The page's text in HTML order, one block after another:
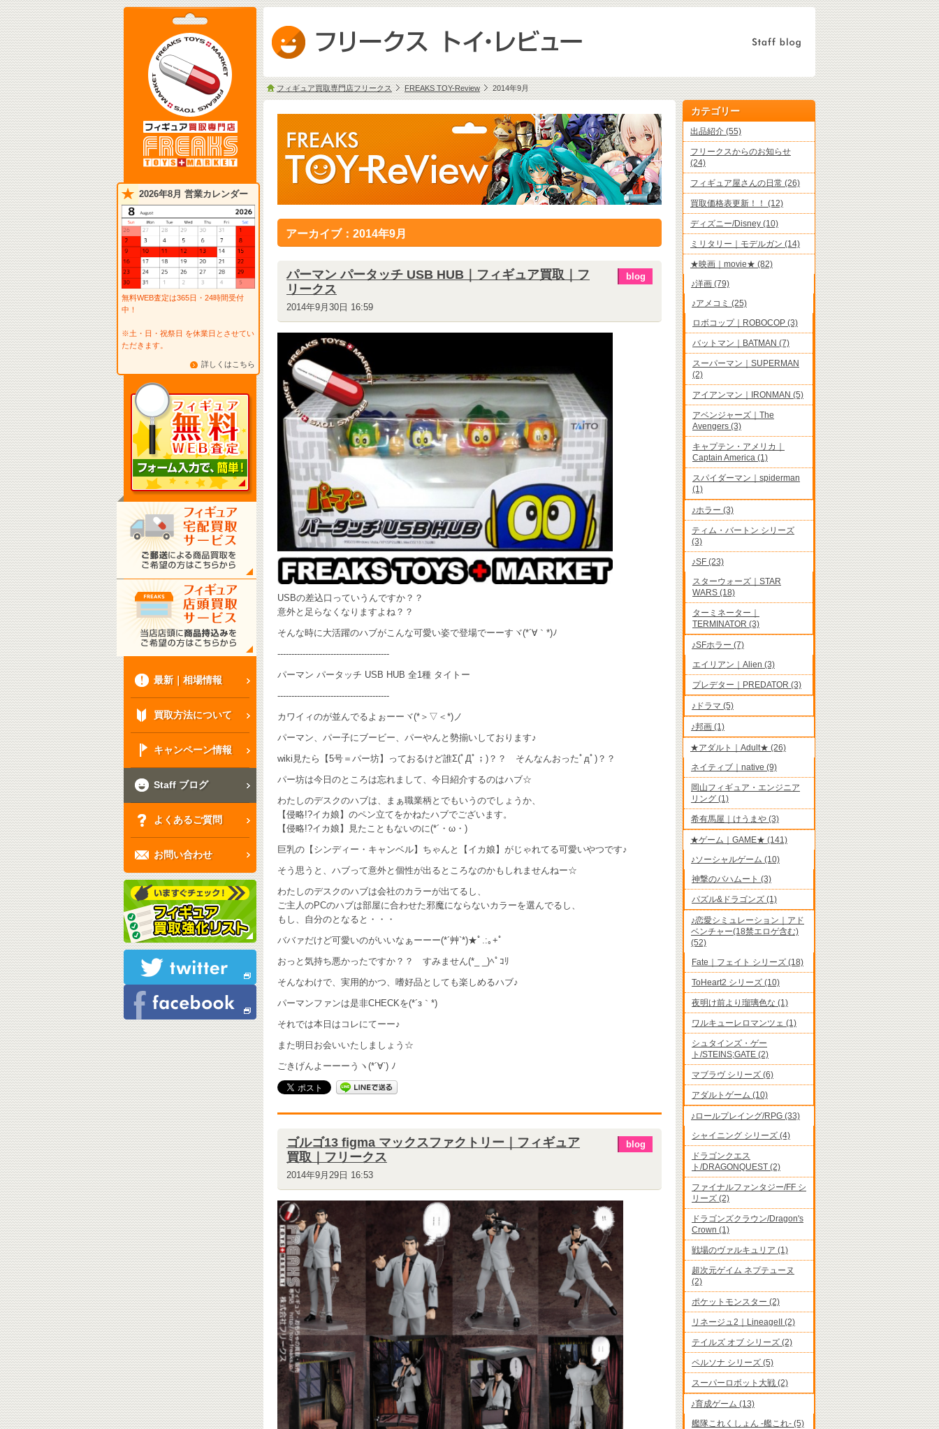
2026年8月 営業カレンダー
無料WEB査定は365日・24時間受付
中！
※土・日・祝祭日 を休業日とさせてい
ただきます。
詳しくはこちら
最新｜相場情報
買取方法について
キャンペーン情報
Staff ブログ
よくあるご質問
お問い合わせ
フィギュア買取専門店フリークス FREAKS TOY-Review 2014年9月
アーカイブ：2014年9月
パーマン パータッチ USB HUB｜フィギュア買取｜フ
リークス
2014年9月30日 16:59
blog
USBの差込口っていうんですか？？
意外と足らなくなりますよね？？
そんな時に大活躍のハブがこんな可愛い姿で登場でーーすヾ(*´∀｀*)ﾉ
----------------------------------------
パーマン パータッチ USB HUB 全1種 タイトー
----------------------------------------
カワイィのが並んでるよぉーーヾ(*＞▽＜*)ノ
パーマン、パー子にブービー、パーやんと勢揃いしております♪
wiki見たら【5号＝パー坊】っておるけど誰Σ(ﾟДﾟ；)？？ そんなんおったﾟдﾟ)？？
パー坊は今日のところは忘れまして、今日紹介するのはハブ☆
わたしのデスクのハブは、まぁ職業柄とでもいうのでしょうか、
【侵略!?イカ娘】のペン立てをかねたハブでございます。
【侵略!?イカ娘】見たこともないのに(*´・ω・)
巨乳の【シンディー・キャンベル】ちゃんと【イカ娘】がじゃれてる可愛いやつです♪
そう思うと、ハブって意外と個性が出るところなのかもしれませんねー☆
わたしのデスクのハブは会社のカラーが出てるし、
ご主人のPCのハブは部屋に合わせた邪魔にならないカラーを選んでるし、
もし、自分のとなると・・・
ババァだけど可愛いのがいいなぁーーー(*´艸`*)★ﾟ.:｡+ﾟ
おっと気持ち悪かったですか？？ すみません(*_ _)ﾍﾟｺﾘ
そんなわけで、実用的かつ、嗜好品としても楽しめるハブ♪
パーマンファンは是非CHECKを(*´з｀*)
それでは本日はコレにてーー♪
また明日お会いいたしましょう☆
ごきげんよーーーうヽ(*´∀`) ﾉ
ゴルゴ13 figma マックスファクトリー｜フィギュア
買取｜フリークス
2014年9月29日 16:53
blog
カテゴリー
出品紹介 (55)
フリークスからのお知らせ
(24)
フィギュア屋さんの日常 (26)
買取価格表更新！！ (12)
ディズニー/Disney (10)
ミリタリー｜モデルガン (14)
★映画｜movie★ (82)
♪洋画 (79)
♪アメコミ (25)
ロボコップ｜ROBOCOP (3)
バットマン｜BATMAN (7)
スーパーマン｜SUPERMAN
(2)
アイアンマン｜IRONMAN (5)
アベンジャーズ｜The
Avengers (3)
キャプテン・アメリカ｜
Captain America (1)
スパイダーマン｜spiderman
(1)
♪ホラー (3)
ティム・バートン シリーズ
(3)
♪SF (23)
スターウォーズ｜STAR
WARS (18)
ターミネーター｜
TERMINATOR (3)
♪SFホラー (7)
エイリアン｜Alien (3)
プレデター｜PREDATOR (3)
♪ドラマ (5)
♪邦画 (1)
★アダルト｜Adult★ (26)
ネイティブ｜native (9)
岡山フィギュア・エンジニア
リング (1)
希有馬屋｜けうまや (3)
★ゲーム｜GAME★ (141)
♪ソーシャルゲーム (10)
神撃のバハムート (3)
パズル&ドラゴンズ (1)
♪恋愛シミュレーション｜アド
ベンチャー(18禁エロゲ含む)
(52)
Fate｜フェイト シリーズ (18)
ToHeart2 シリーズ (10)
夜明け前より瑠璃色な (1)
ワルキューレロマンツェ (1)
シュタインズ・ゲー
ト/STEINS;GATE (2)
マブラヴ シリーズ (6)
アダルトゲーム (10)
♪ロールプレイング/RPG (33)
シャイニング シリーズ (4)
ドラゴンクエス
ト/DRAGONQUEST (2)
ファイナルファンタジー/FF シ
リーズ (2)
ドラゴンズクラウン/Dragon's
Crown (1)
戦場のヴァルキュリア (1)
超次元ゲイム ネプテューヌ
(2)
ポケットモンスター (2)
リネージュ2｜LineageII (2)
テイルズ オブ シリーズ (2)
ペルソナ シリーズ (5)
スーパーロボット大戦 (2)
♪育成ゲーム (13)
艦隊これくしょん -艦これ- (5)